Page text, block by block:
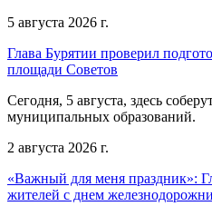
5 августа 2026 г.
Глава Бурятии проверил
площади Советов
Сегодня, 5 августа, здесь
муниципальных образований.
2 августа 2026 г.
«Важный для меня праздник»:
жителей с днем